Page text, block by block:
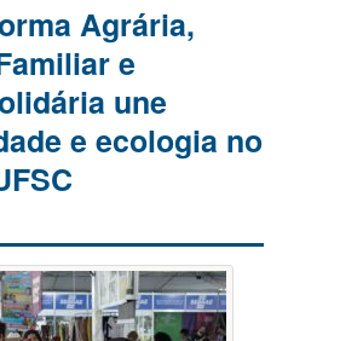
Agrária,
e
une
e ecologia no